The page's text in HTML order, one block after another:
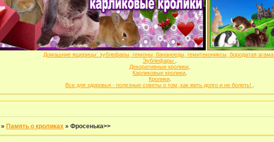
Домашние ящерицы: эублефары, гекконы, бананоеды, гемитекониксы, бородатая
Эублефары
Декоративные кролики
Карликовые кролики
Кролики.
Все для здоровья - полезные советы о том, как жить долго и не болеть!
» Память о кроликах » Фросенька>>